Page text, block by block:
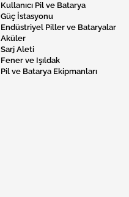
Kullanıcı Pil ve Batarya
Güç İstasyonu
Endüstriyel Piller ve Bataryalar
Aküler
Sarj Aleti
Fener ve Işıldak
Pil ve Batarya Ekipmanları